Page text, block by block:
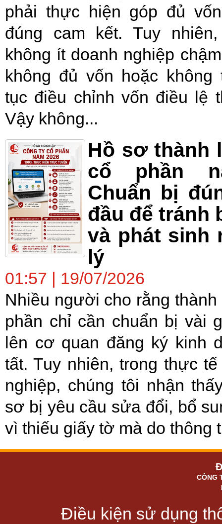
phải thực hiện góp đủ
đúng cam kết. Tuy
không ít doanh nghiệp
không đủ vốn hoặc không
tục điều chỉnh vốn điều lệ
Vậy không...
Hồ sơ thành
cổ phần
Chuẩn bị
đầu để tránh
và phát sinh
lý
01:57 | 19/07/2026
Nhiều người cho rằng thành
phần chỉ cần chuẩn bị vài
lên cơ quan đăng ký kinh
tất. Tuy nhiên, trong thực
nghiệp, chúng tôi nhận
sơ bị yêu cầu sửa đổi, bổ
vì thiếu giấy tờ mà do thông
CÔNG
Điều kiện sử dụng